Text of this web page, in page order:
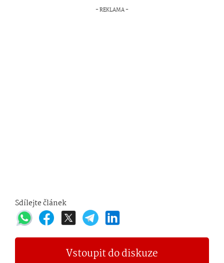
Sdílejte článek
Vstoupit do diskuze